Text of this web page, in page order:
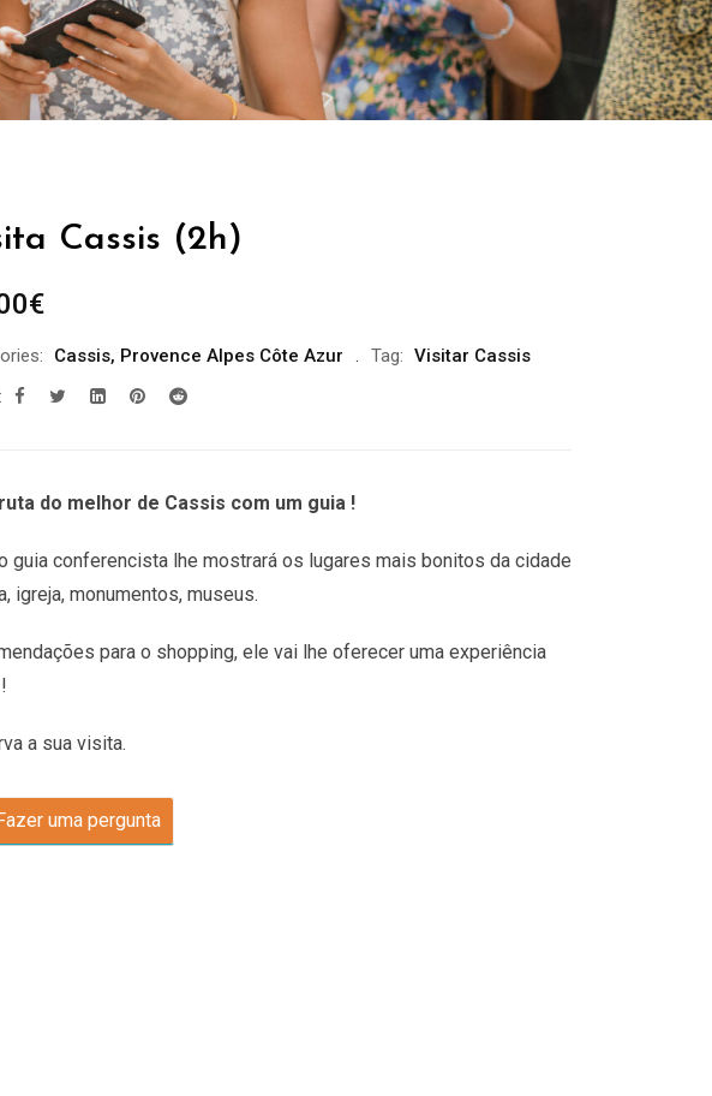
Cassis (2h)
€
Cassis, Provence Alpes Côte Azur Tag: Visitar Cassis
do melhor de Cassis com um guia !
guia conferencista lhe mostrará os lugares mais bonitos da cidade
igreja, monumentos, museus.
para o shopping, ele vai lhe oferecer uma experiência
a sua visita.
uma pergunta